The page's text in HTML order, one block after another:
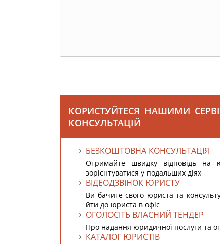
КОРИСТУЙТЕСЯ НАШИМИ
КОНСУЛЬТАЦІЙ
БЕЗКОШТОВНА КОНСУЛЬТАЦІЯ
Отримайте швидку відповідь
зорієнтуватися у подальших діях
ВІДЕОДЗВІНОК ЮРИСТУ
Ви бачите свого юриста та
йти до юриста в офіс
ОГОЛОСІТЬ ВЛАСНИЙ ТЕНДЕР
Про надання юридичної послуги та
КАТАЛОГ ЮРИСТІВ